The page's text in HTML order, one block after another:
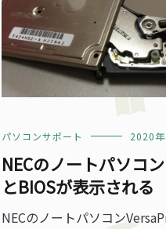
パソコンサポート 2020
NECのノートパソコ
とBIOSが表示される
NECのノートパソコン